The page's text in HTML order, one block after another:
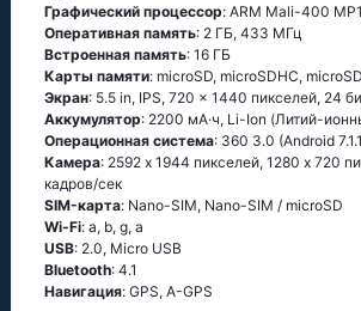
Графический процессор: ARM Mali-400
Оперативная память: 2 ГБ, 433 МГц
Встроенная память: 16 ГБ
Карты памяти: microSD, microSDHC,
Экран: 5.5 in, IPS, 720 x 1440 пикселей, 24
Аккумулятор: 2200 мА·ч, Li-Ion (Литий-
Oперационная система: 360 3.0 (Аndrоid
Камера: 2592 x 1944 пикселей, 1280 x 720
кадров/сек
SIM-карта: Nano-SIM, Nano-SIM / microSD
Wi-Fi: а, b, g, а
USB: 2.0, Micro USB
Bluetooth: 4.1
Навигация: GРS, А-GРS